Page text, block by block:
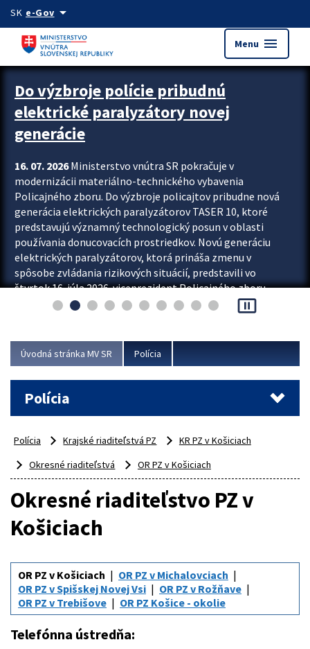
Preskocit na hlavný obsah
SK e-Govarrow_drop_down
Menu menu
Zastavit automatický posun upútavok
Do výzbroje polície pribudnú
elektrické paralyzátory novej
generácie
16. 07. 2026Ministerstvo vnútra SR pokračuje v
modernizácii materiálno-technického vybavenia
Policajného zboru. Do výzbroje policajtov pribudne nová
generácia elektrických paralyzátorov TASER 10, ktoré
predstavujú významný technologický posun v oblasti
používania donucovacích prostriedkov. Novú generáciu
elektrických paralyzátorov, ktorá prináša zmenu v
spôsobe zvládania rizikových situácií, predstavili vo
štvrtok 16. júla 2026 viceprezident Policajného zboru
Rastislav Polakovič a riaditeľ odboru výcviku...
pause_presentation
Úvodná stránka MV SR Polícia
Polícia
Polícia Krajské riaditeľstvá PZ
KR PZ v Košiciach
Okresné riaditeľstvá
OR PZ v Košiciach
Okresné riaditeľstvo PZ v
Košiciach
OR PZ v Košiciach
OR PZ v Michalovciach
OR PZ v Spišskej Novej Vsi
OR PZ v Rožňave
OR PZ v Trebišove
OR PZ Košice - okolie
Telefónna ústredňa: